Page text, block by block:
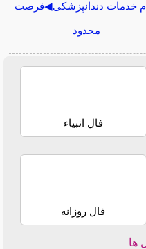
خدمات دندانپزشکی◀فرصت
محدود
فال انبیاء
فال روزانه
ها